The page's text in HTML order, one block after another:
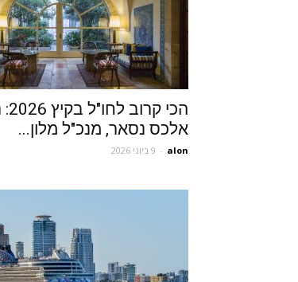
אלכס נסאר, מנכ"ל מלון...
alon
- 9 ביוני 2026